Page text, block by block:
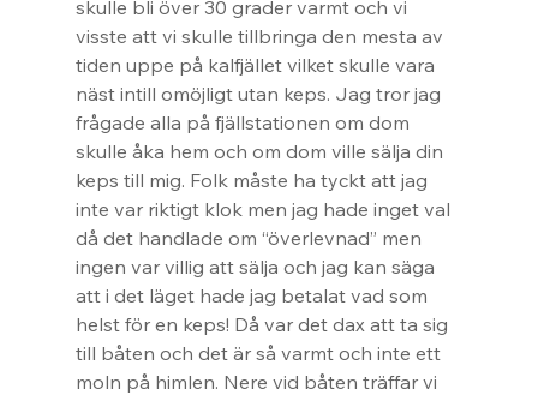
skulle bli över 30 grader varmt och vi
visste att vi skulle tillbringa den mesta av
tiden uppe på kalfjället vilket skulle vara
näst intill omöjligt utan keps. Jag tror jag
frågade alla på fjällstationen om dom
skulle åka hem och om dom ville sälja din
keps till mig. Folk måste ha tyckt att jag
inte var riktigt klok men jag hade inget val
då det handlade om “överlevnad” men
ingen var villig att sälja och jag kan säga
att i det läget hade jag betalat vad som
helst för en keps! Då var det dax att ta sig
till båten och det är så varmt och inte ett
moln på himlen. Nere vid båten träffar vi